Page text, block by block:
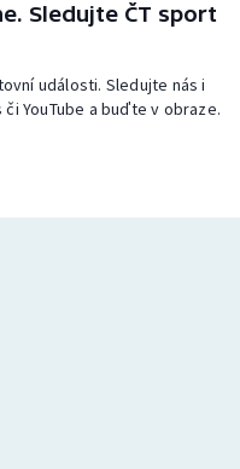
Sledujte ČT sport
události. Sledujte nás i
YouTube a buďte v obraze.